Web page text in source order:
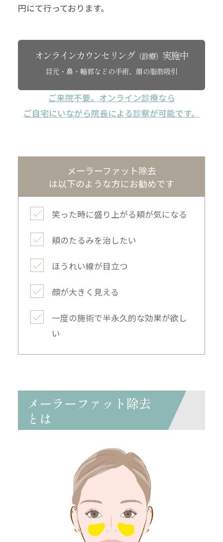
円にて行っております。
オンラインカウンセリング（診療） 実施中
目元・鼻・輪郭などの手術、顔の脂肪吸引
ご来院不要。オンライン診療なら
ご自宅にいながら院長による診察が可能です。
メーラーファット除去
は以下のような方にお勧めです
笑った時に盛り上がる頬が気になる
頬のたるみを治したい
ほうれい線が目立つ
顔が大きく見える
一度の施術で半永久的な効果が欲し
い
メーラーファット除去
とは